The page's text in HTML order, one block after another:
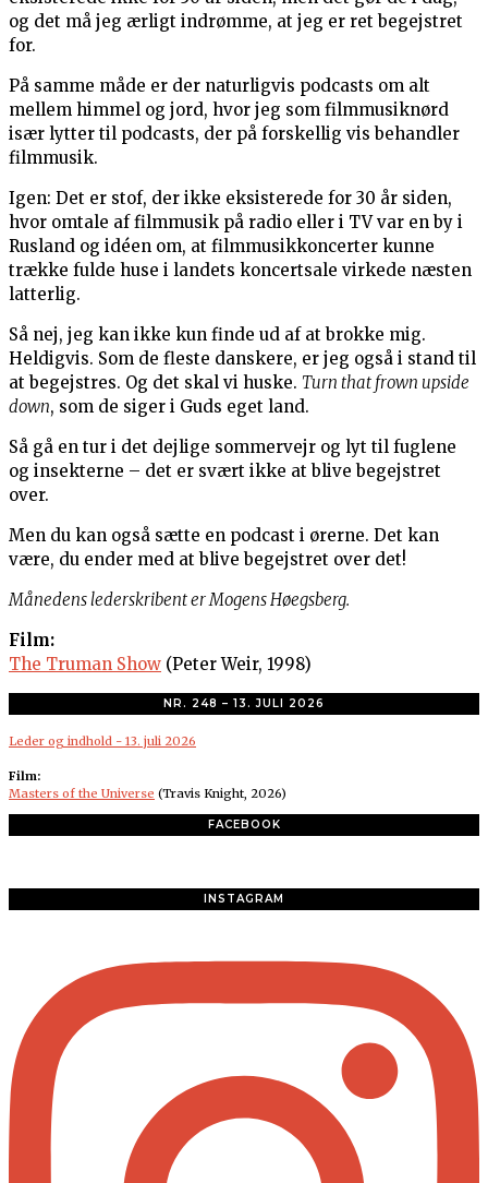
og det må jeg ærligt indrømme, at jeg er ret begejstret
for.
På samme måde er der naturligvis podcasts om alt
mellem himmel og jord, hvor jeg som filmmusiknørd
især lytter til podcasts, der på forskellig vis behandler
filmmusik.
Igen: Det er stof, der ikke eksisterede for 30 år siden,
hvor omtale af filmmusik på radio eller i TV var en by i
Rusland og idéen om, at filmmusikkoncerter kunne
trække fulde huse i landets koncertsale virkede næsten
latterlig.
Så nej, jeg kan ikke kun finde ud af at brokke mig.
Heldigvis. Som de fleste danskere, er jeg også i stand til
at begejstres. Og det skal vi huske. Turn that frown upside
down, som de siger i Guds eget land.
Så gå en tur i det dejlige sommervejr og lyt til fuglene
og insekterne – det er svært ikke at blive begejstret
over.
Men du kan også sætte en podcast i ørerne. Det kan
være, du ender med at blive begejstret over det!
Månedens lederskribent er Mogens Høegsberg.
Film:
The Truman Show (Peter Weir, 1998)
NR. 248 – 13. JULI 2026
Leder og indhold - 13. juli 2026
Film:
Masters of the Universe (Travis Knight, 2026)
FACEBOOK
INSTAGRAM